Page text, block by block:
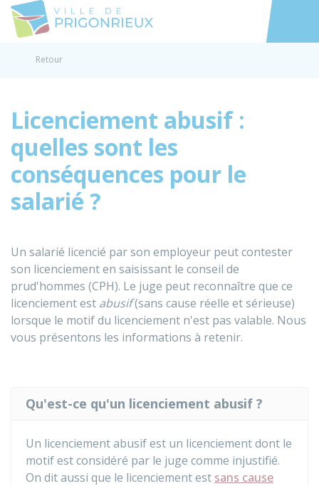
Accéder
Retour
Licenciement abusif :
quelles sont les
conséquences pour le
salarié ?
Un salarié licencié par son employeur peut contester
son licenciement en saisissant le conseil de
prud'hommes (CPH). Le juge peut reconnaître que ce
licenciement est abusif(sans cause réelle et sérieuse)
lorsque le motif du licenciement n'est pas valable. Nous
vous présentons les informations à retenir.
Qu'est-ce qu'un licenciement abusif ?
Un licenciement abusif est un licenciement dont le
motif est considéré par le juge comme injustifié.
On dit aussi que le licenciement est sans cause